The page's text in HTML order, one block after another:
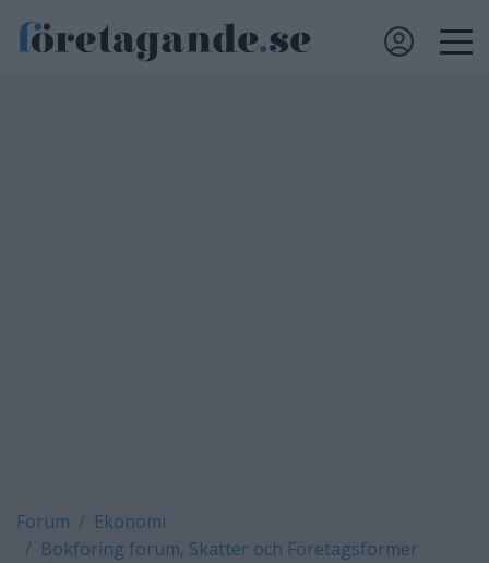
Forum
Ekonomi
Bokföring forum, Skatter och Företagsformer